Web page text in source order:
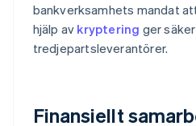
bankverksamhets mandat
hjälp av kryptering ger
tredjepartsleverantörer.
Finansiellt